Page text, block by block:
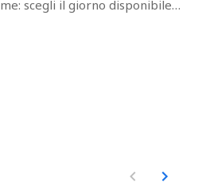
scegli il giorno disponibile
Ti arriverà una email di
A presto!